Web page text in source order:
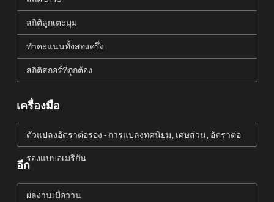
สถิติลูกเตะมุม
ทำคะแนนทั้งสองครึ่ง
สถิติสกอร์ที่ถูกต้อง
เครื่องมือ
ตัวแปลงอัตราต่อรอง - การแปลงทศนิยม, เศษส่วน, อัตราต่อ
รองแบบอเมริกัน
อีก
ผลงานเมื่อวาน